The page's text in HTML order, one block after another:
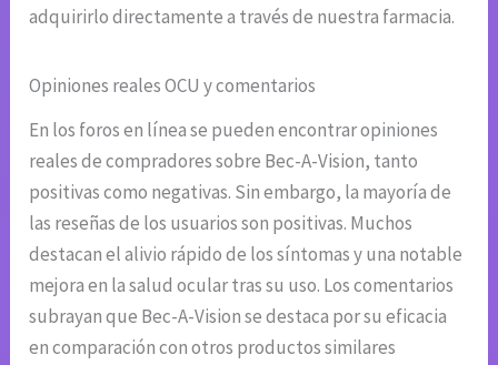
adquirirlo directamente a través de nuestra farmacia.
Opiniones reales OCU y comentarios
En los foros en línea se pueden encontrar opiniones
reales de compradores sobre Bec-A-Vision, tanto
positivas como negativas. Sin embargo, la mayoría de
las reseñas de los usuarios son positivas. Muchos
destacan el alivio rápido de los síntomas y una notable
mejora en la salud ocular tras su uso. Los comentarios
subrayan que Bec-A-Vision se destaca por su eficacia
en comparación con otros productos similares